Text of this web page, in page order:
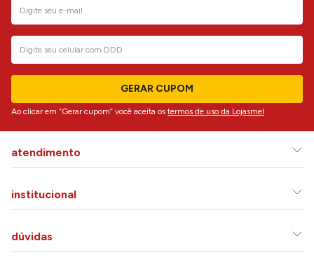
GERAR CUPOM
Ao clicar em “Gerar cupom” você aceita os termos de uso da Lojasmel
atendimento
institucional
dúvidas